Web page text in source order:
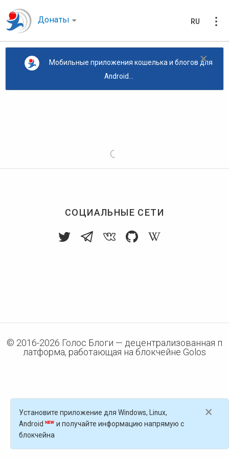
Донаты RU
×
Мобильные приложения кошелька и блогов для
Android...
СОЦИАЛЬНЫЕ СЕТИ
© 2016-2026 Голос Блоги — децентрализованная п
латформа, работающая на блокчейне Golos
×
Установите приложение для Windows, Linux,
Android
и получайте информацию напрямую с
блокчейна